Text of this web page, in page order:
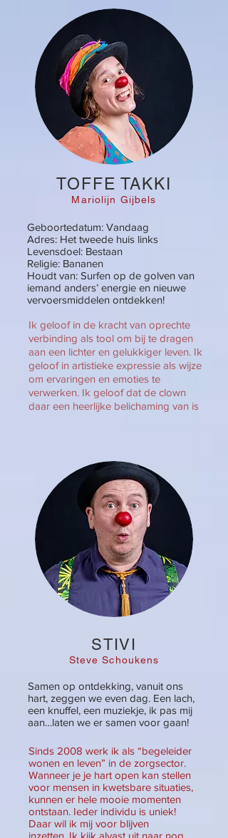
TOFFE TAKKI
Mariolijn Gijbels
Geboortedatum: Vandaag
Adres: Het tweede huis links
Levensdoel: Bestaan
Religie: Bananen
Houdt van: Surfen op de golven van
iemand anders’ energie en nieuwe
vervoersmiddelen ontdekken!
Ik geloof in de kracht van oprechte
verbinding als tool om bij te dragen
aan een lichter en gelukkiger leven. Ik
geloof in artistieke expressie als wijze
om ervaringen en emoties te
verwerken. Ik geloof dat de clown
daar een heerlijke belichaming van is
STIVI
Steve Schoukens
Samen op ontdekking, vanuit ons
hart, zeggen we even dag. Een lach,
een knuffel, een muziekje, ik pas mij
aan…laten we er samen voor gaan!
Sinds 2008 werk ik als “begeleider
wonen en leven” in de zorgsector.
Wanneer je je hart open kan stellen
voor mensen in kwetsbare situaties,
kunnen er hele mooie momenten
ontstaan. Ieder individu is uniek!
Daar wil ik mij voor blijven
inzetten. Ik kijk alvast uit naar nog